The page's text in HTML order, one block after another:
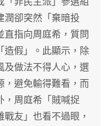
潤卻突然「棄暗投
直指向周庭希，質問
造假」。此顯示，除
及做法不得人心，選
，避免輸得難看，而
，周庭希「賊喊捉
友」也看不過眼，